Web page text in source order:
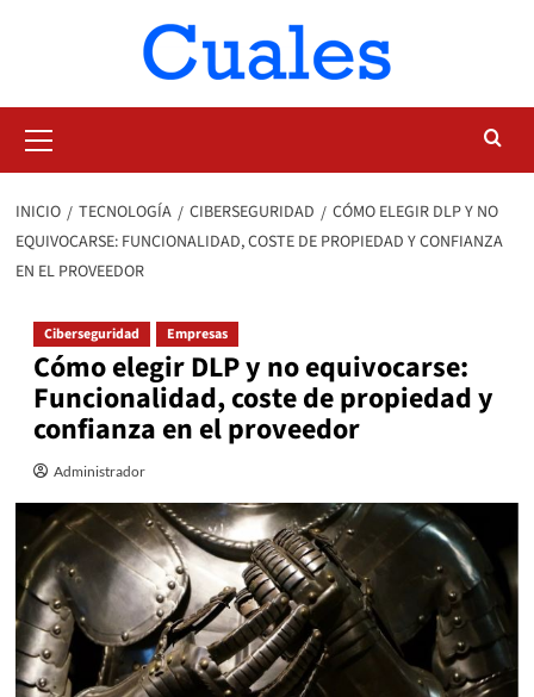
primario
INICIO TECNOLOGÍA CIBERSEGURIDAD
CÓMO ELEGIR DLP Y NO
EQUIVOCARSE: FUNCIONALIDAD, COSTE DE PROPIEDAD Y CONFIANZA
EN EL PROVEEDOR
Ciberseguridad Empresas
Cómo elegir DLP y no equivocarse:
Funcionalidad, coste de propiedad y
confianza en el proveedor
Administrador